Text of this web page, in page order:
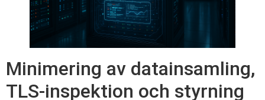
Minimering av datainsamling,
TLS-inspektion och styrning